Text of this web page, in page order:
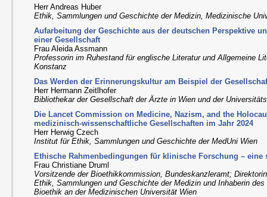
Herr Andreas Huber
Ethik, Sammlungen und Geschichte der Medizin, Medizinische
Aufarbeitung der Geschichte aus der deutschen Perspektive
einer Gesellschaft
Frau Aleida Assmann
Professorin im Ruhestand für englische Literatur und Allgemeine
Konstanz
Das Werden der Erinnerungskultur am Beispiel der
Herr Hermann Zeitlhofer
Bibliothekar der Gesellschaft der Ärzte in Wien und der
Die Lancet Commission on Medicine, Nazism, and the
medizinisch-wissenschaftliche Gesellschaften im Jahr 2024
Herr Herwig Czech
Institut für Ethik, Sammlungen und Geschichte der MedUni Wien
Ethische Rahmenbedingungen für klinische Forschung – eine
Frau Christiane Druml
Vorsitzende der Bioethikkommission, Bundeskanzleramt;
Ethik, Sammlungen und Geschichte der Medizin und Inhaberin
Bioethik an der Medizinischen Universität Wien